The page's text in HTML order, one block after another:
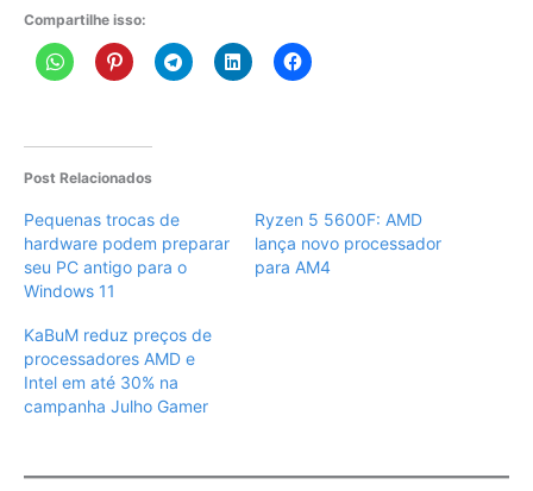
Compartilhe isso:
Post Relacionados
Pequenas trocas de
hardware podem preparar
seu PC antigo para o
Windows 11
Ryzen 5 5600F: AMD
lança novo processador
para AM4
KaBuM reduz preços de
processadores AMD e
Intel em até 30% na
campanha Julho Gamer